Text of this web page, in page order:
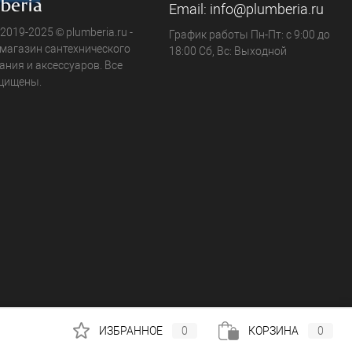
2025 © plumberia.ru -
сантехнического
и аксессуаров. Все
Email: info@plumberia.ru
График работы Пн-Пт: с 9:00 до
18:00 Сб, Вс: Выходной
ИЗБРАННОЕ 0 КОРЗИНА 0